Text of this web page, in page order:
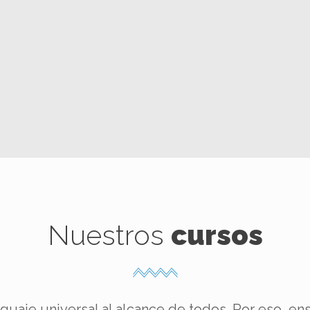
Nuestros cursos